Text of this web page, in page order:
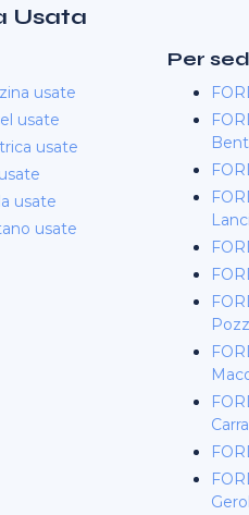
Usata
usate
usate
usate
usate
usate
Per